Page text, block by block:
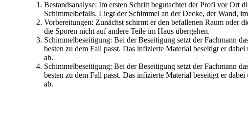
Bestandsanalyse: Im ersten Schritt begutachtet der Profi vor Ort
Schimmelbefalls. Liegt der Schimmel an der Decke, der Wand,
Vorbereitungen: Zunächst schirmt er den befallenen Raum oder
die Sporen nicht auf andere Teile im Haus übergehen.
Schimmelbeseitigung: Bei der Beseitigung setzt der Fachmann
besten zu dem Fall passt. Das infizierte Material beseitigt er dabei
ab.
Schimmelbeseitigung: Bei der Beseitigung setzt der Fachmann
besten zu dem Fall passt. Das infizierte Material beseitigt er dabei
ab.